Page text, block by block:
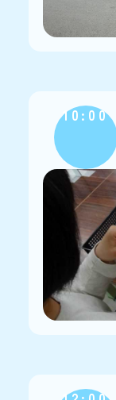
10:00